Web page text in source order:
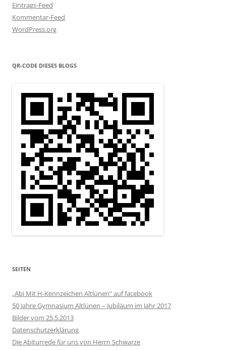
Eintrags-Feed
Kommentar-Feed
WordPress.org
QR-CODE DIESES BLOGS
SEITEN
„Abi Mit H-Kennzeichen Altlünen“ auf facebook
50 Jahre Gymnasium Altlünen – Jubiläum im Jahr 2017
Bilder vom 25.5.2013
Datenschutzerklärung
Die Abiturrede für uns von Herrn Schwarze